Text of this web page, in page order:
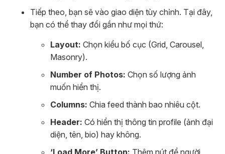
Tiếp theo, bạn sẽ vào giao diện tùy chỉnh. Tại đây,
bạn có thể thay đổi gần như mọi thứ:
Layout: Chọn kiểu bố cục (Grid, Carousel,
Masonry).
Number of Photos: Chọn số lượng ảnh
muốn hiển thị.
Columns: Chia feed thành bao nhiêu cột.
Header: Có hiển thị thông tin profile (ảnh đại
diện, tên, bio) hay không.
‘Load More’ Button: Thêm nút để người